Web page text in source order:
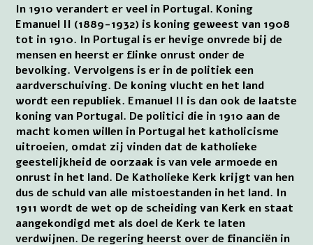
In 1910 verandert er veel in Portugal. Koning
Emanuel II (1889-1932) is koning geweest van 1908
tot in 1910. In Portugal is er hevige onvrede bij de
mensen en heerst er flinke onrust onder de
bevolking. Vervolgens is er in de politiek een
aardverschuiving. De koning vlucht en het land
wordt een republiek. Emanuel II is dan ook de laatste
koning van Portugal. De politici die in 1910 aan de
macht komen willen in Portugal het katholicisme
uitroeien, omdat zij vinden dat de katholieke
geestelijkheid de oorzaak is van vele armoede en
onrust in het land. De Katholieke Kerk krijgt van hen
dus de schuld van alle mistoestanden in het land. In
1911 wordt de wet op de scheiding van Kerk en staat
aangekondigd met als doel de Kerk te laten
verdwijnen. De regering heerst over de financiën in